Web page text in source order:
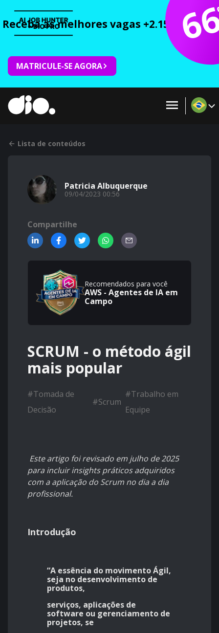
Receba as melhores vagas +2.150 cursos
MATRICULE-SE AGORA
Lista de conteúdos
Patricia Albuquerque
09/04/2023 00:56
Compartilhe
Recomendados para você
AWS - Agentes de IA em
Campo
SCRUM - o método ágil
mais popular
#Tomada de
Decisão
#Scrum
#Trabalho em
Equipe
Este artigo foi revisado em julho de 2025
para incluir insights práticos adquiridos
com a aplicação do Scrum no dia a dia
profissional.
Introdução
“A essência do movimento Ágil,
seja no desenvolvimento de
produtos,
serviços, aplicações de
software ou gerenciamento de
projetos, se